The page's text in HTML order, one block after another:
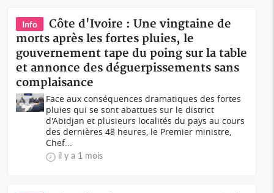
Info
Côte d'Ivoire : Une vingtaine de
morts après les fortes pluies, le
gouvernement tape du poing sur la table
et annonce des déguerpissements sans
complaisance
Face aux conséquences dramatiques des fortes
pluies qui se sont abattues sur le district
d'Abidjan et plusieurs localités du pays au cours
des dernières 48 heures, le Premier ministre,
Chef...
il y a 1 mois